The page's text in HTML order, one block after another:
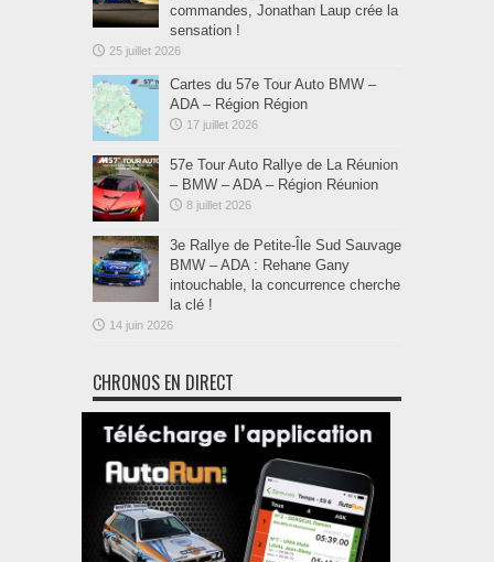
commandes, Jonathan Laup crée la
sensation !
25 juillet 2026
Cartes du 57e Tour Auto BMW –
ADA – Région Région
17 juillet 2026
57e Tour Auto Rallye de La Réunion
– BMW – ADA – Région Réunion
8 juillet 2026
3e Rallye de Petite-Île Sud Sauvage
BMW – ADA : Rehane Gany
intouchable, la concurrence cherche
la clé !
14 juin 2026
CHRONOS EN DIRECT